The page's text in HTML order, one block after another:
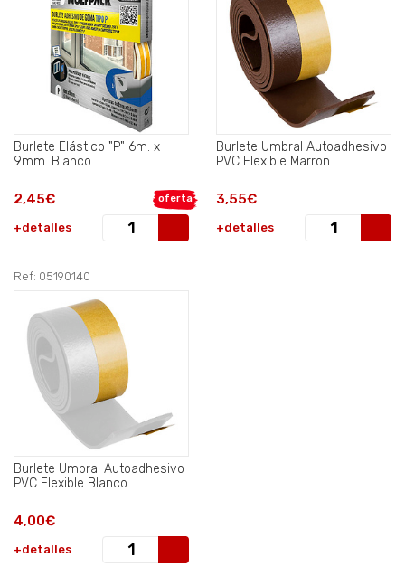
Burlete Elástico "P" 6m. x
9mm. Blanco.
oferta
2,45€
+detalles
Burlete Umbral Autoadhesivo
PVC Flexible Marron.
3,55€
+detalles
Ref: 05190140
Burlete Umbral Autoadhesivo
PVC Flexible Blanco.
4,00€
+detalles